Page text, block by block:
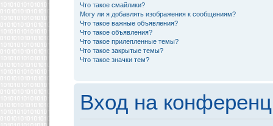
Что такое смайлики?
Могу ли я добавлять изображения к сообщениям?
Что такое важные объявления?
Что такое объявления?
Что такое прилепленные темы?
Что такое закрытые темы?
Что такое значки тем?
Вход на